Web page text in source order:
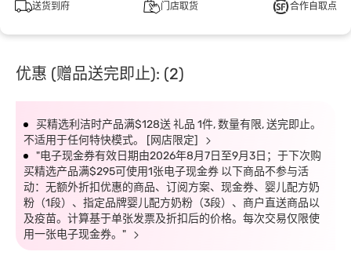
送货到府 门店取货 合作自取点
优惠 (赠品送完即止): (2)
买精选利洁时产品满$128送 礼品 1件, 数量有限, 送完即止。
不适用于任何特快模式。 [网店限定]
"电子现金券有效日期由2026年8月7日至9月3日；于下次购
买精选产品满$295可使用1张电子现金券 以下商品不参与活
动：无额外折扣优惠的商品、订阅方案、现金券、婴儿配方奶
粉（1段）、指定品牌婴儿配方奶粉（3段）、商户直送商品以
及疫苗。计算基于单张发票及折扣后的价格。每次交易仅限使
用一张电子现金券。"